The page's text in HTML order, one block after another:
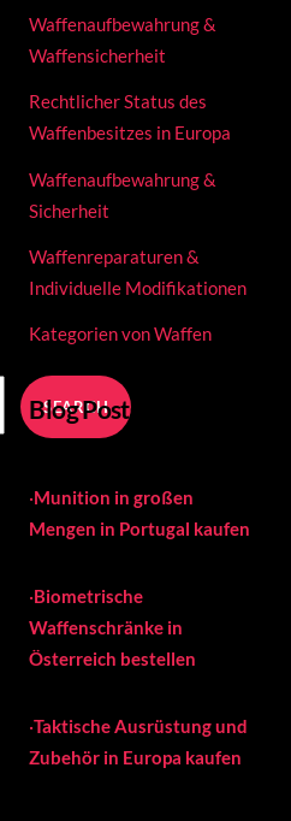
SEARCH
Waffenaufbewahrung &
Waffensicherheit
Rechtlicher Status des
Waffenbesitzes in Europa
Waffenaufbewahrung &
Sicherheit
Waffenreparaturen &
Individuelle Modifikationen
Kategorien von Waffen
Blog Posts
·Munition in großen
Mengen in Portugal kaufen
·Biometrische
Waffenschränke in
Österreich bestellen
·Taktische Ausrüstung und
Zubehör in Europa kaufen